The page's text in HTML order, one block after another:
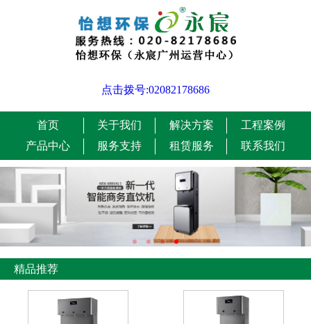
点击拨号:02082178686
首页 关于我们 解决方案
工程案例
产品中心
服务支持 租赁服务 联系我们
精品推荐